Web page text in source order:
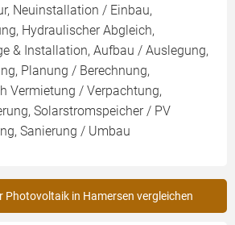
Neuinstallation / Einbau,
Hydraulischer Abgleich,
& Installation, Aufbau / Auslegung,
Planung / Berechnung,
Vermietung / Verpachtung,
Solarstromspeicher / PV
Sanierung / Umbau
Photovoltaik in Hamersen vergleichen